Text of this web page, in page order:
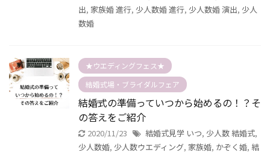
出, 家族婚 進行, 少人数婚 進行, 少人数婚 演出, 少人
数婚
★ウエディングフェス★
結婚式場・ブライダルフェア
結婚式の準備っていつから始めるの！？そ
の答えをご紹介
2020/11/23 結婚式見学 いつ, 少人数 結婚式,
少人数婚, 少人数ウエディング, 家族婚, かぞく婚, 結